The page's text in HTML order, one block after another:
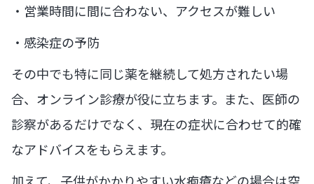
・営業時間に間に合わない、アクセスが難しい
・感染症の予防
その中でも特に同じ薬を継続して処方されたい場
合、オンライン診療が役に立ちます。また、医師の
診察があるだけでなく、現在の症状に合わせて的確
なアドバイスをもらえます。
加えて、子供がかかりやすい水疱瘡などの場合は空